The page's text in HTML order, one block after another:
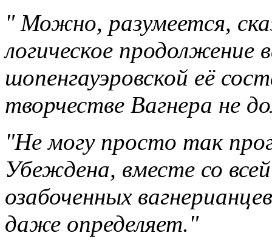
" Можно, разумеется,
логическое продолжение
шопенгауэровской её
творчестве Вагнера не
"Не могу просто так
Убеждена, вместе со
озабоченных
даже определяет."